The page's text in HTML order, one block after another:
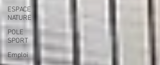
ESPACE
NATURE
POLE
SPORT
Emploi